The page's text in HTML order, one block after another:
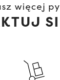
więcej